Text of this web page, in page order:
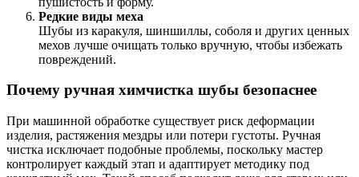
Редкие виды меха
Шубы из каракуля, шиншиллы, соболя и других ценных
мехов лучше очищать только вручную, чтобы избежать
повреждений.
Почему ручная химчистка шубы безопаснее
При машинной обработке существует риск деформации
изделия, растяжения мездры или потери густоты. Ручная
чистка исключает подобные проблемы, поскольку мастер
контролирует каждый этап и адаптирует методику под